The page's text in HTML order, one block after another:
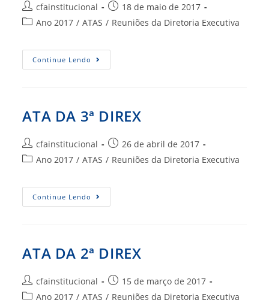
Autor
do
cfainstitucional
Post
publicado:
18 de maio de 2017
Categoria
post:
Ano 2017 / ATAS / Reuniões da Diretoria Executiva
Continue Lendo ATA
DA
ATA DA 3ª DIREX
Autor
do
cfainstitucional
Post
publicado:
26 de abril de 2017
Categoria
post:
Ano 2017 / ATAS / Reuniões da Diretoria Executiva
Continue Lendo ATA
DA
ATA DA 2ª DIREX
Autor
do
cfainstitucional
Post
publicado:
15 de março de 2017
Categoria
Ano 2017 / ATAS / Reuniões da Diretoria Executiva